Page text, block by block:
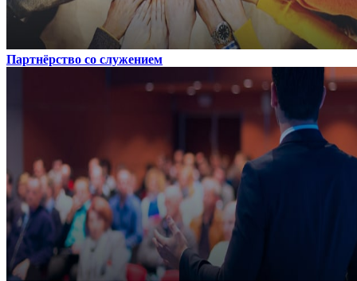
Партнёрство со служением